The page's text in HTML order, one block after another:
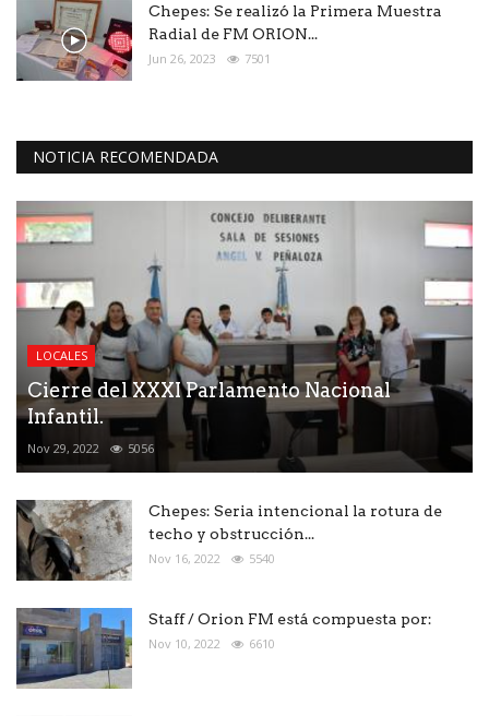
Chepes: Se realizó la Primera Muestra
Radial de FM ORION...
Jun 26, 2023 7501
NOTICIA RECOMENDADA
LOCALES
Cierre del XXXI Parlamento Nacional
Infantil.
Nov 29, 2022 5056
Chepes: Seria intencional la rotura de
techo y obstrucción...
Nov 16, 2022 5540
Staff / Orion FM está compuesta por:
Nov 10, 2022 6610